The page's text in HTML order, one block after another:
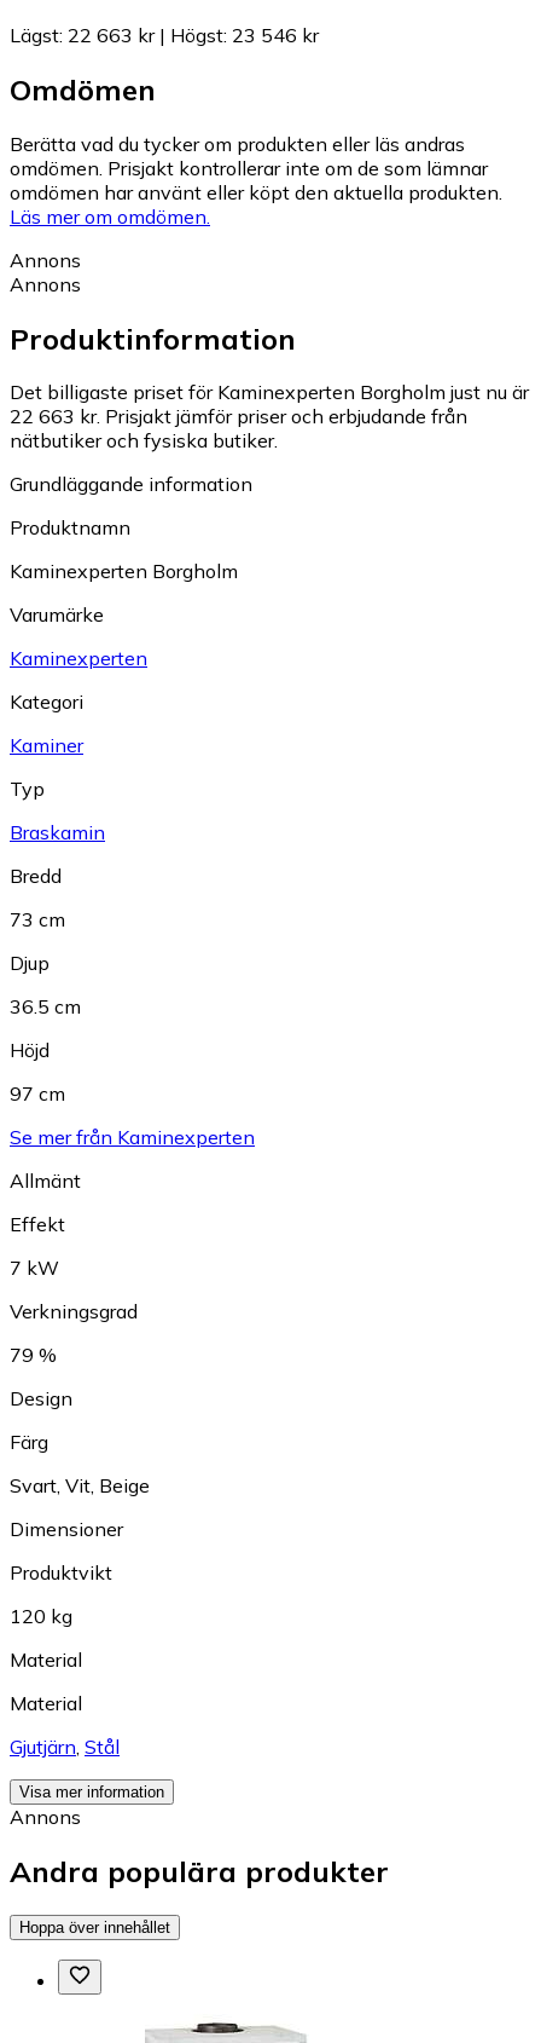
Lägst: 22 663 kr| Högst: 23 546 kr
Omdömen
Berätta vad du tycker om produkten eller läs andras
omdömen. Prisjakt kontrollerar inte om de som lämnar
omdömen har använt eller köpt den aktuella produkten.
Läs mer om omdömen.
Annons
Annons
Produktinformation
Det billigaste priset för Kaminexperten Borgholm just nu är
22 663 kr. Prisjakt jämför priser och erbjudande från
nätbutiker och fysiska butiker.
Grundläggande information
Produktnamn
Kaminexperten Borgholm
Varumärke
Kaminexperten
Kategori
Kaminer
Typ
Braskamin
Bredd
73 cm
Djup
36.5 cm
Höjd
97 cm
Se mer från Kaminexperten
Allmänt
Effekt
7 kW
Verkningsgrad
79 %
Design
Färg
Svart, Vit, Beige
Dimensioner
Produktvikt
120 kg
Material
Material
Gjutjärn, Stål
Visa mer information
Annons
Andra populära produkter
Hoppa över innehållet